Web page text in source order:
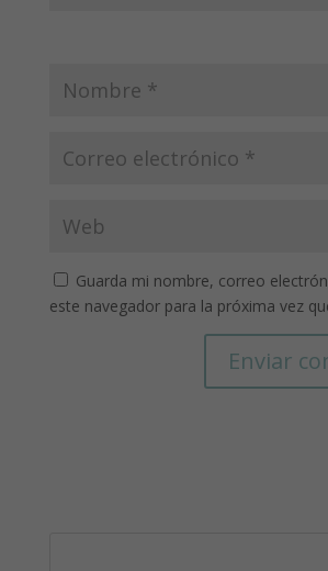
Guarda mi nombre, correo
este navegador para la próxima vez